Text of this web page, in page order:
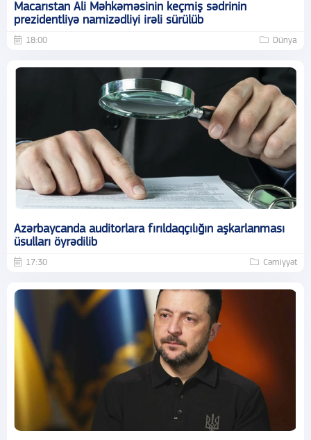
Macarıstan Ali Məhkəməsinin keçmiş sədrinin
prezidentliyə namizədliyi irəli sürülüb
18:00 Dünya
Azərbaycanda auditorlara fırıldaqçılığın aşkarlanması
üsulları öyrədilib
17:30 Cəmiyyət